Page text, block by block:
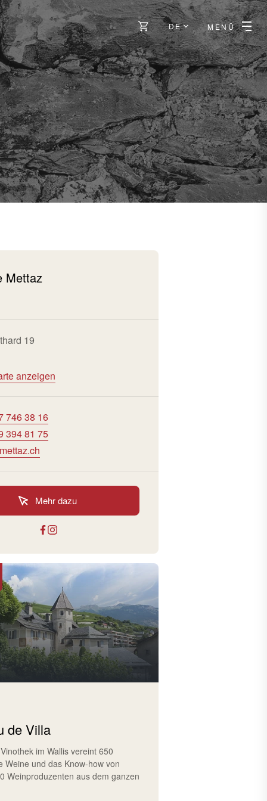
DE MENÜ
Mettaz
19
anzeigen
746 38 16
394 81 75
Mehr dazu
de Villa
im Wallis vereint 650
Weine und das Know-how von
Weinproduzenten aus dem ganzen